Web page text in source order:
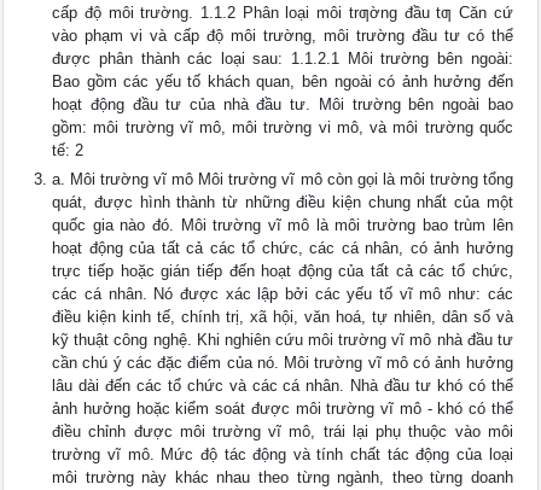
cấp độ môi trường. 1.1.2 Phân loại môi trƣờng đầu tƣ Căn cứ
vào phạm vi và cấp độ môi trường, môi trường đầu tư có thể
được phân thành các loại sau: 1.1.2.1 Môi trường bên ngoài:
Bao gồm các yếu tố khách quan, bên ngoài có ảnh hưởng đến
hoạt động đầu tư của nhà đầu tư. Môi trường bên ngoài bao
gồm: môi trường vĩ mô, môi trường vi mô, và môi trường quốc
tế: 2
a. Môi trường vĩ mô Môi trường vĩ mô còn gọi là môi trường tổng
quát, được hình thành từ những điều kiện chung nhất của một
quốc gia nào đó. Môi trường vĩ mô là môi trường bao trùm lên
hoạt động của tất cả các tổ chức, các cá nhân, có ảnh hưởng
trực tiếp hoặc gián tiếp đến hoạt động của tất cả các tổ chức,
các cá nhân. Nó được xác lập bởi các yếu tố vĩ mô như: các
điều kiện kinh tế, chính trị, xã hội, văn hoá, tự nhiên, dân số và
kỹ thuật công nghệ. Khi nghiên cứu môi trường vĩ mô nhà đầu tư
cần chú ý các đặc điểm của nó. Môi trường vĩ mô có ảnh hưởng
lâu dài đến các tổ chức và các cá nhân. Nhà đầu tư khó có thể
ảnh hưởng hoặc kiểm soát được môi trường vĩ mô - khó có thể
điều chỉnh được môi trường vĩ mô, trái lại phụ thuộc vào môi
trường vĩ mô. Mức độ tác động và tính chất tác động của loại
môi trường này khác nhau theo từng ngành, theo từng doanh